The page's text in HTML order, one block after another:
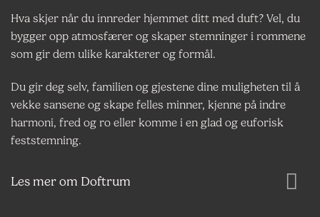
Hva skjer når du innreder hjemmet ditt med duft? Vel, du
bygger opp atmosfærer og skaper stemninger i rommene
som gir dem ulike karakterer og formål.
Du gir deg selv, familien og gjestene dine muligheten til å
vekke sansene og skape felles minner, kjenne på indre
harmoni, fred og ro eller komme i en glad og euforisk
feststemning.
Les mer om Doftrum